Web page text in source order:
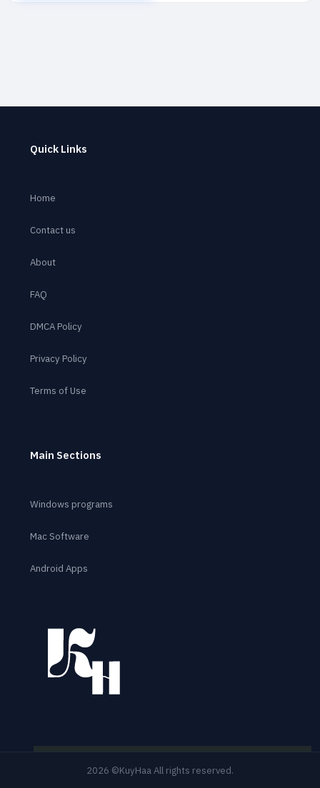
Quick Links
Home
Contact us
About
FAQ
DMCA Policy
Privacy Policy
Terms of Use
Main Sections
Windows programs
Mac Software
Android Apps
2026 ©KuyHaa All rights reserved.